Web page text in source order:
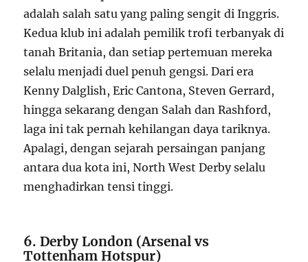
adalah salah satu yang paling sengit di Inggris.
Kedua klub ini adalah pemilik trofi terbanyak di
tanah Britania, dan setiap pertemuan mereka
selalu menjadi duel penuh gengsi. Dari era
Kenny Dalglish, Eric Cantona, Steven Gerrard,
hingga sekarang dengan Salah dan Rashford,
laga ini tak pernah kehilangan daya tariknya.
Apalagi, dengan sejarah persaingan panjang
antara dua kota ini, North West Derby selalu
menghadirkan tensi tinggi.
6. Derby London (Arsenal vs
Tottenham Hotspur)